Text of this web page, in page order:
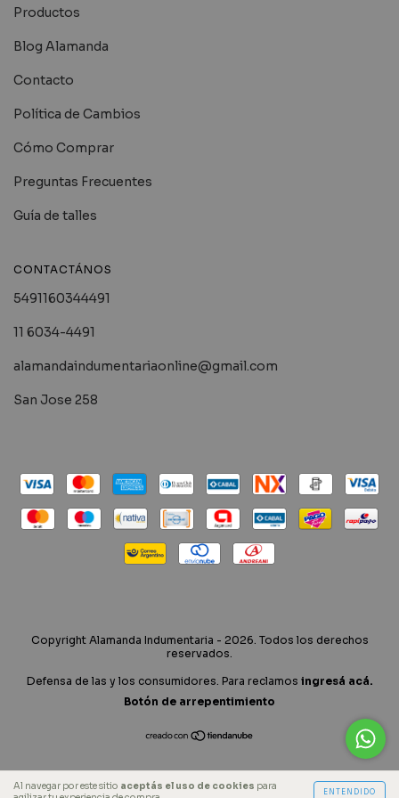
Al navegar por este sitio aceptás el uso de cookies para
ENTENDIDO
Productos
Blog Alamanda
Contacto
Política de Cambios
Cómo Comprar
Preguntas Frecuentes
Guía de talles
CONTACTÁNOS
5491160344491
11 6034-4491
alamandaindumentariaonline@gmail.com
San Jose 258
Copyright Alamanda Indumentaria - 2026. Todos los derechos
reservados.
Defensa de las y los consumidores. Para reclamos ingresá acá.
Botón de arrepentimiento